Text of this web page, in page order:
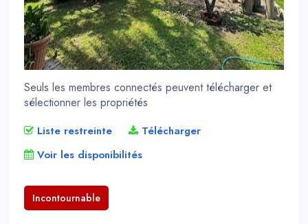
Seuls les membres connectés peuvent télécharger et
sélectionner les propriétés
Liste restreinte
Télécharger
Voir les disponibilités
Incontournable